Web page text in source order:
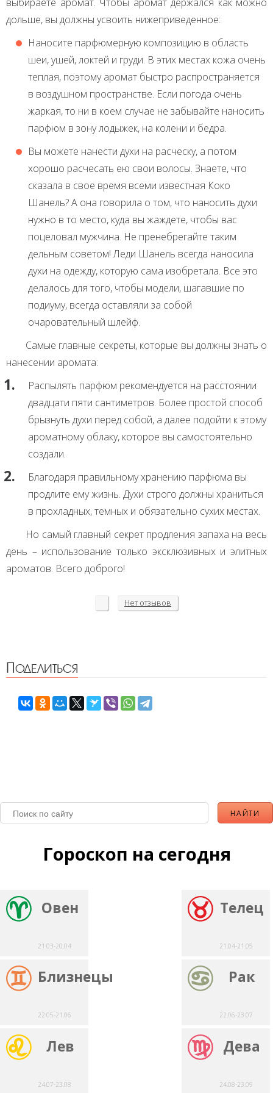
дольше, вы должны усвоить нижеприведенное:
Наносите парфюмерную композицию в область
шеи, ушей, локтей и груди. В этих местах кожа очень
теплая, поэтому аромат быстро распространяется
в воздушном пространстве. Если погода очень
жаркая, то ни в коем случае не забывайте наносить
парфюм в зону лодыжек, на колени и бедра.
Вы можете нанести духи на расческу, а потом
хорошо расчесать ею свои волосы. Знаете, что
сказала в свое время всеми известная Коко
Шанель? А она говорила о том, что наносить духи
нужно в то место, куда вы жаждете, чтобы вас
поцеловал мужчина. Не пренебрегайте таким
дельным советом! Леди Шанель всегда наносила
духи на одежду, которую сама изобретала. Все это
делалось для того, чтобы модели, шагавшие по
подиуму, всегда оставляли за собой
очаровательный шлейф.
Самые главные секреты, которые вы должны знать о
нанесении аромата:
Распылять парфюм рекомендуется на расстоянии
двадцати пяти сантиметров. Более простой способ
брызнуть духи перед собой, а далее подойти к этому
ароматному облаку, которое вы самостоятельно
создали.
Благодаря правильному хранению парфюма вы
продлите ему жизнь. Духи строго должны храниться
в прохладных, темных и обязательно сухих местах.
Но самый главный секрет продления запаха на весь
день – использование только эксклюзивных и элитных
ароматов. Всего доброго!
Нет отзывов
Поделиться
Гороскоп на сегодня
Овен
21.03-20.04
Телец
21.04-21.05
Близнецы
22.05-21.06
Рак
22.06-23.07
Лев
24.07-23.08
Дева
24.08-23.09